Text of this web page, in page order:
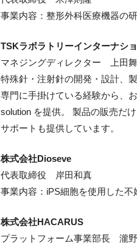
事業内容：整形外科医療機器の研
TSKラボラトリーインターナシ
マネジングディレクター 上田舞
特殊針・注射針の開発・設計、
専門に手掛けている経験から、
solution を提供。 製品の販売だ
サポートも提供しています。
株式会社Dioseve
代表取締役 岸田和真
事業内容：iPS細胞を使用した不
株式会社HACARUS
プラットフォーム事業部長 瀧